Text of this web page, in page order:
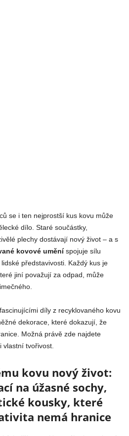
se i ten nejprostší kus kovu může
dílo. Staré součástky,
plechy dostávají nový život – a s
kovové uměníspojuje sílu
představivosti. Každý kus je
jiní považují za odpad, může
díly z recyklovaného kovu
dekorace, které dokazují, že
Možná právě zde najdete
tvořivost.
kovu nový život:
na úžasné sochy,
kousky, které
nemá hranice